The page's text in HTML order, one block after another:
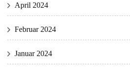
April 2024
Februar 2024
Januar 2024